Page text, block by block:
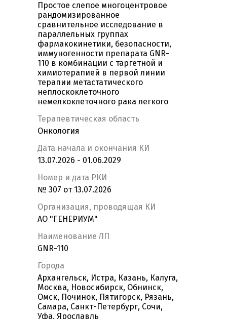
Простое слепое многоцентровое
рандомизированное
сравнительное исследование в
параллельных группах
фармакокинетики, безопасности,
иммуногенности препарата GNR-
110 в комбинации с таргетной и
химиотерапией в первой линии
терапии метастатического
неплоскоклеточного
немелкоклеточного рака легкого
Терапевтическая область
Онкология
Дата начала и окончания КИ
13.07.2026 - 01.06.2029
Номер и дата РКИ
№ 307 от 13.07.2026
Организация, проводящая КИ
АО "ГЕНЕРИУМ"
Наименование ЛП
GNR-110
Города
Архангельск, Истра, Казань, Калуга,
Москва, Новосибирск, Обнинск,
Омск, Починок, Пятигорск, Рязань,
Самара, Санкт-Петербург, Сочи,
Уфа, Ярославль